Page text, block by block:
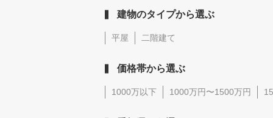
建物のタイプから選ぶ
平屋 二階建て
価格帯から選ぶ
1000万以下 1000万円〜1500万円